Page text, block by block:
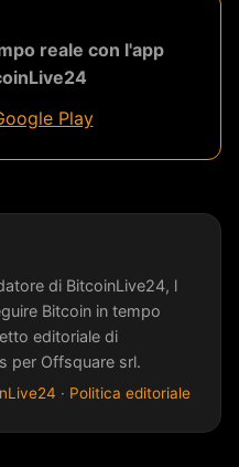
reale con l'app
Play
di BitcoinLive24, l
Bitcoin in tempo
editoriale di
per Offsquare srl.
· Politica editoriale